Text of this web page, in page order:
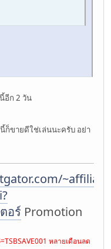
อีก 2 วัน
ก็ขายดีใช่เล่นนะครับ อย่า
~affiliat/
อร์ Promotion
หลายเดือนลด